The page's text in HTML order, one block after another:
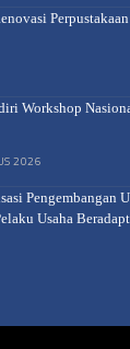
Perpustakaan
Workshop
2026
Pengembangan
Usaha